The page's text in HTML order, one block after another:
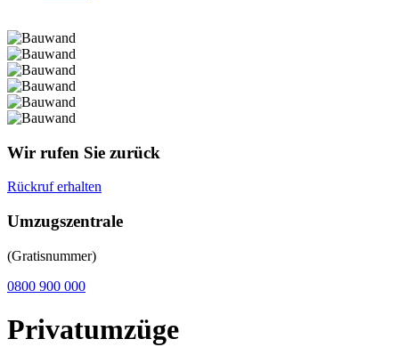
Wir rufen Sie zurück
Rückruf erhalten
Umzugszentrale
(Gratisnummer)
0800 900 000
Privatumzüge